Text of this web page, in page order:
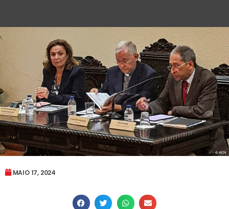
MAIO 17, 2024